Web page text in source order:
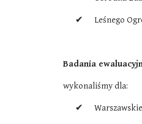
✔      Leśnego
Badania
wykonaliśmy dla:
✔